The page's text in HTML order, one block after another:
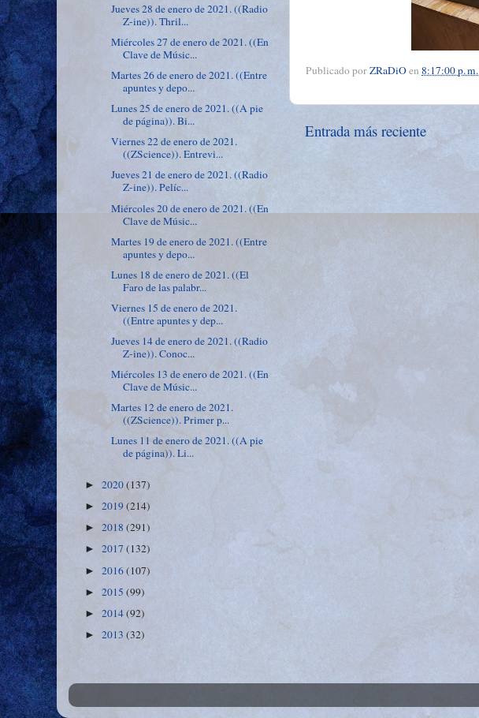
Publicado porZRaDiOen 8:17:00 p. m.
Entrada más reciente
Jueves 28 de enero de 2021. ((Radio
Z-ine)). Thril...
Miércoles 27 de enero de 2021. ((En
Clave de Músic...
Martes 26 de enero de 2021. ((Entre
apuntes y depo...
Lunes 25 de enero de 2021. ((A pie
de página)). Bi...
Viernes 22 de enero de 2021.
((ZScience)). Entrevi...
Jueves 21 de enero de 2021. ((Radio
Z-ine)). Pelíc...
Miércoles 20 de enero de 2021. ((En
Clave de Músic...
Martes 19 de enero de 2021. ((Entre
apuntes y depo...
Lunes 18 de enero de 2021. ((El
Faro de las palabr...
Viernes 15 de enero de 2021.
((Entre apuntes y dep...
Jueves 14 de enero de 2021. ((Radio
Z-ine)). Conoc...
Miércoles 13 de enero de 2021. ((En
Clave de Músic...
Martes 12 de enero de 2021.
((ZScience)). Primer p...
Lunes 11 de enero de 2021. ((A pie
de página)). Li...
► 2020(137)
► 2019 (214)
► 2018 (291)
► 2017 (132)
► 2016(107)
► 2015 (99)
► 2014(92)
► 2013 (32)